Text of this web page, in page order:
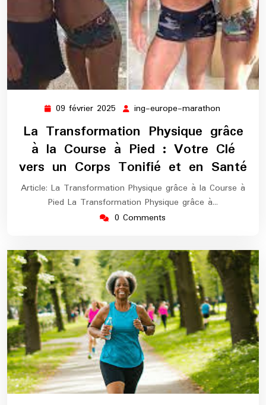
09 février 2025 09
février
2025
ing-europe-marathon
europe-
marathon
La Transformation Physique grâce
à la Course à Pied : Votre Clé
vers un Corps Tonifié et en Santé
Article: La Transformation Physique grâce à la Course à
Pied La Transformation Physique grâce à…
0 Comments